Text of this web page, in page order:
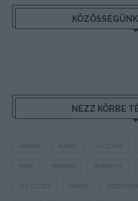
NÉZZ KÖRBE
AUSZTRIA
BUDAPEST
FEJLESZTÉS